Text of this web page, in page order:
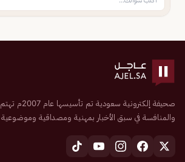
صحيفة إلكترونية
والمنافسة في سبق الأخبار بمهنية ومصداقية وموضوعية